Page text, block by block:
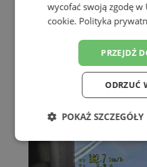
wycofać swoją zgodę w
cookie. Polityka
PRZEJDŹ
ODRZUĆ
POKAŻ SZCZEGÓŁY
Niezbędne